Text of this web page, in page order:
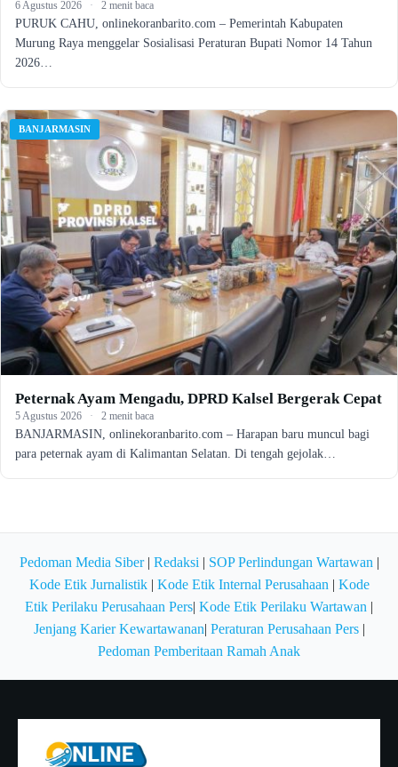
6 Agustus 2026 · 2 menit baca
PURUK CAHU, onlinekoranbarito.com – Pemerintah Kabupaten
Murung Raya menggelar Sosialisasi Peraturan Bupati Nomor 14 Tahun
2026…
BANJARMASIN
Peternak Ayam Mengadu, DPRD Kalsel Bergerak Cepat
5 Agustus 2026 · 2 menit baca
BANJARMASIN, onlinekoranbarito.com – Harapan baru muncul bagi
para peternak ayam di Kalimantan Selatan. Di tengah gejolak…
Pedoman Media Siber| Redaksi | SOP Perlindungan Wartawan |
Kode Etik Jurnalistik| Kode Etik Internal Perusahaan | Kode
Etik Perilaku Perusahaan Pers| Kode Etik Perilaku Wartawan |
Jenjang Karier Kewartawanan| Peraturan Perusahaan Pers|
Pedoman Pemberitaan Ramah Anak